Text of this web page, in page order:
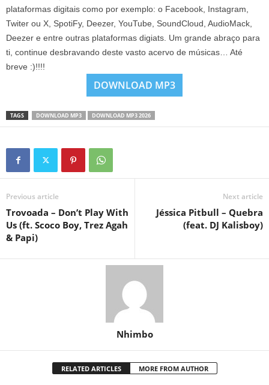
plataformas digitais como por exemplo: o Facebook, Instagram,
Twiter ou X, SpotiFy, Deezer, YouTube, SoundCloud, AudioMack,
Deezer e entre outras plataformas digiats. Um grande abraço para
ti, continue desbravando deste vasto acervo de músicas… Até
breve :)!!!!
DOWNLOAD MP3
TAGS DOWNLOAD MP3 DOWNLOAD MP3 2026
Previous article
Trovoada – Don’t Play With
Us (ft. Scoco Boy, Trez Agah
& Papi)
Next article
Jéssica Pitbull – Quebra
(feat. DJ Kalisboy)
Nhimbo
RELATED ARTICLES MORE FROM AUTHOR